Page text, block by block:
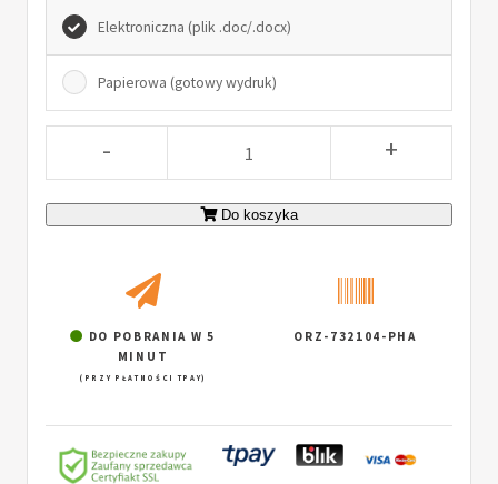
Elektroniczna (plik .doc/.docx)
Papierowa (gotowy wydruk)
- +
Do koszyka
DO POBRANIA W 5
MINUT
(PRZY PŁATNOŚCI TPAY)
ORZ-732104-PHA